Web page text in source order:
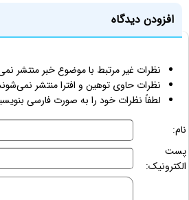
افزودن دیدگاه
نظرات غیر مرتبط با موضوع خبر منتشر
نظرات حاوی توهین و افترا منتشر
لطفاً نظرات خود را به صورت فارسی
نام:
پست
الکترونیک: